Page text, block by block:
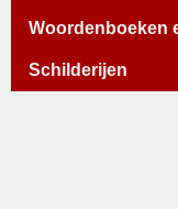
Woordenboeken
Schilderijen